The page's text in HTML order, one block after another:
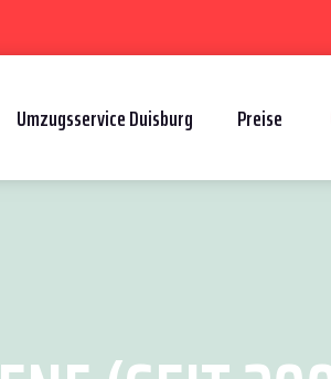
Umzugsservice Duisburg Preise